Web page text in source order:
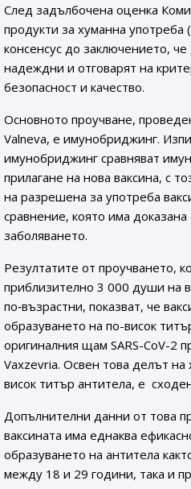
След задълбочена оценка
продукти за хуманна
консенсус до заключението, че
надеждни и отговарят на
безопасност и качество.
Основното проучване,
Valneva, е имунобриджинг.
имунобриджинг сравняват
прилагане на нова ваксина, с
на разрешена за употреба
сравнение, която има
заболяването.
Резултатите от проучването,
приблизително 3 000 души на
по‑възрастни, показват, че
образуването на по-висок
оригиналния щам SARS-CoV-2
Vaxzevria. Освен това делът на
висок титър антитела, е
Допълнителни данни от това
ваксината има еднаква
образуването на антитела
между 18 и 29 години, така и